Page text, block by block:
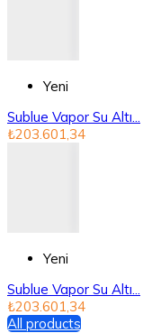
Yeni
Sublue Vapor Su Altı...
₺203.601,34
Yeni
Sublue Vapor Su Altı...
₺203.601,34
All products